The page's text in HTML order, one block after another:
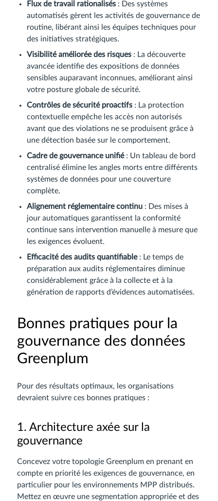
Flux de travail rationalisés : Des systèmes
automatisés gèrent les activités de gouvernance de
routine, libérant ainsi les équipes techniques pour
des initiatives stratégiques.
Visibilité améliorée des risques : La découverte
avancée identifie des expositions de données
sensibles auparavant inconnues, améliorant ainsi
votre posture globale de sécurité.
Contrôles de sécurité proactifs : La protection
contextuelle empêche les accès non autorisés
avant que des violations ne se produisent grâce à
une détection basée sur le comportement.
Cadre de gouvernance unifié: Un tableau de bord
centralisé élimine les angles morts entre différents
systèmes de données pour une couverture
complète.
Alignement réglementaire continu : Des mises à
jour automatiques garantissent la conformité
continue sans intervention manuelle à mesure que
les exigences évoluent.
Efficacité des audits quantifiable: Le temps de
préparation aux audits réglementaires diminue
considérablement grâce à la collecte et à la
génération de rapports d’évidences automatisées.
Bonnes pratiques pour la
gouvernance des données
Greenplum
Pour des résultats optimaux, les organisations
devraient suivre ces bonnes pratiques :
1. Architecture axée sur la
gouvernance
Concevez votre topologie Greenplum en prenant en
compte en priorité les exigences de gouvernance, en
particulier pour les environnements MPP distribués.
Mettez en œuvre une segmentation appropriée et des